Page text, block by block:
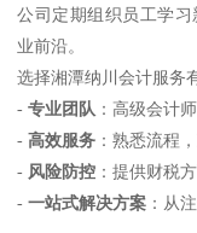
公司定期组织员工学
业前沿。
选择湘潭纳川会计服务
-专业团队 ：高级会计
-高效服务 ：熟悉流程
- 风险防控 ：提供财税
-一站式解决方案 ：从